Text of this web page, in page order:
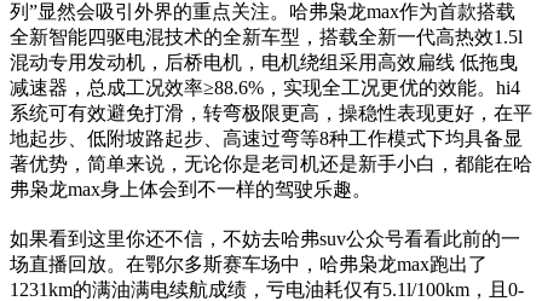
列”显然会吸引外界的重点关注。哈弗枭龙max作为首款搭载
全新智能四驱电混技术的全新车型，搭载全新一代高热效1.5l
混动专用发动机，后桥电机，电机绕组采用高效扁线 低拖曳
减速器，总成工况效率≥88.6%，实现全工况更优的效能。hi4
系统可有效避免打滑，转弯极限更高，操稳性表现更好，在平
地起步、低附坡路起步、高速过弯等8种工作模式下均具备显
著优势，简单来说，无论你是老司机还是新手小白，都能在哈
弗枭龙max身上体会到不一样的驾驶乐趣。
如果看到这里你还不信，不妨去哈弗suv公众号看看此前的一
场直播回放。在鄂尔多斯赛车场中，哈弗枭龙max跑出了
1231km的满油满电续航成绩，亏电油耗仅有5.1l/100km，且0-